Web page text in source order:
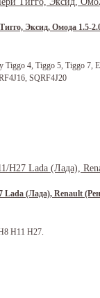
Эксид, Омода 1.5-
Tiggo 4, Tiggo 5, Tiggo
SQRF4J20
Lada (Лада), Renault
H11 H27.